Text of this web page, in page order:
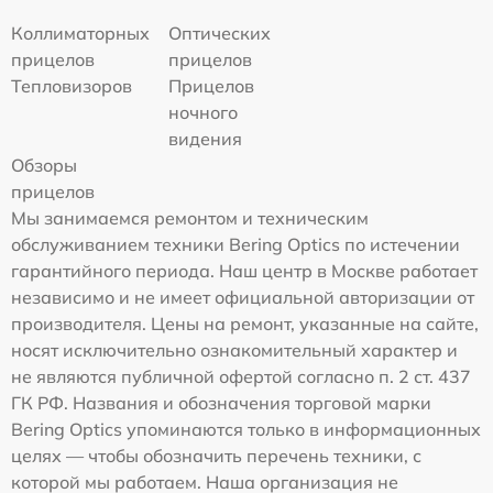
Коллиматорных
прицелов
Оптических
прицелов
Тепловизоров
Прицелов
ночного
видения
Обзоры
прицелов
Мы занимаемся ремонтом и техническим
обслуживанием техники Bering Optics по истечении
гарантийного периода. Наш центр в Москве работает
независимо и не имеет официальной авторизации от
производителя. Цены на ремонт, указанные на сайте,
носят исключительно ознакомительный характер и
не являются публичной офертой согласно п. 2 ст. 437
ГК РФ. Названия и обозначения торговой марки
Bering Optics упоминаются только в информационных
целях — чтобы обозначить перечень техники, с
которой мы работаем. Наша организация не